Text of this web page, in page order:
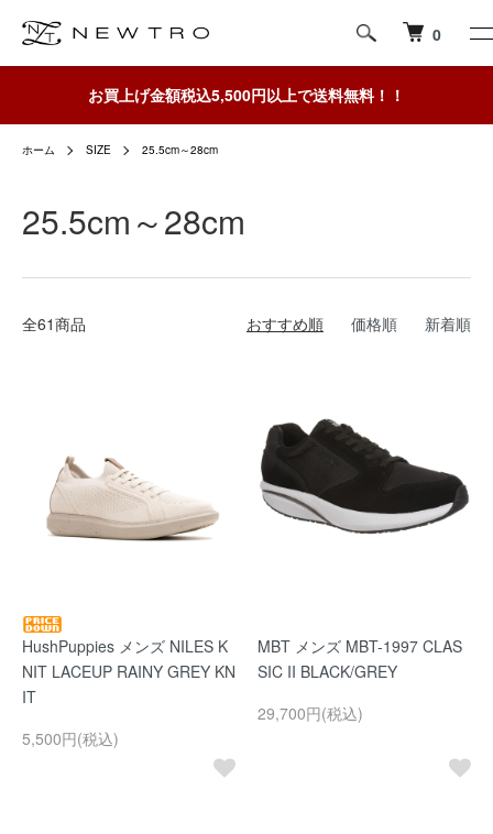
0
お買上げ金額税込5,500円以上で送料無料！！
ホーム SIZE 25.5cm～28cm
25.5cm～28cm
全61商品 おすすめ順 価格順 新着順
HushPuppies メンズ NILES K
NIT LACEUP RAINY GREY KN
IT
5,500円(税込)
MBT メンズ MBT-1997 CLAS
SIC II BLACK/GREY
29,700円(税込)